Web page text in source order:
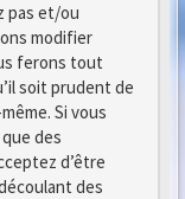
pas et/ou
modifier
ferons tout
soit prudent de
Si vous
des
d’être
des